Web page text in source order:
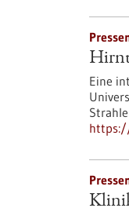
Eine